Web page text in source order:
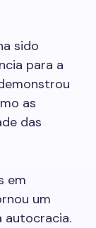
sido
para a
as
das
em
um
autocracia.